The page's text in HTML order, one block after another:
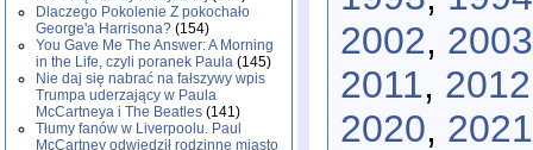
Dlaczego Pokolenie Z pokochało
George'a Harrisona? (154)
You Gave Me The Answer: A Morning
in the Life, czyli poranek Paula (145)
Nie daj się nabrać na fałszywy wpis
Trumpa uderzający w Paula
McCartneya i The Beatles (141)
Tłumy fanów w Liverpoolu. Paul
McCartney odwiedził rodzinne miasto
2002, 2003
2011, 2012
2020, 2021